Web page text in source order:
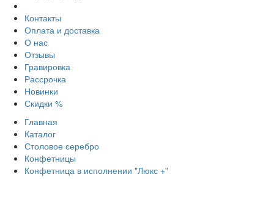
Контакты
Оплата и доставка
О нас
Отзывы
Гравировка
Рассрочка
Новинки
Скидки %
Главная
Каталог
Столовое серебро
Конфетницы
Конфетница в исполнении "Люкс +"